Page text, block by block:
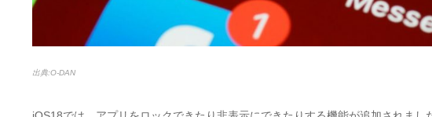
出典:O-DAN